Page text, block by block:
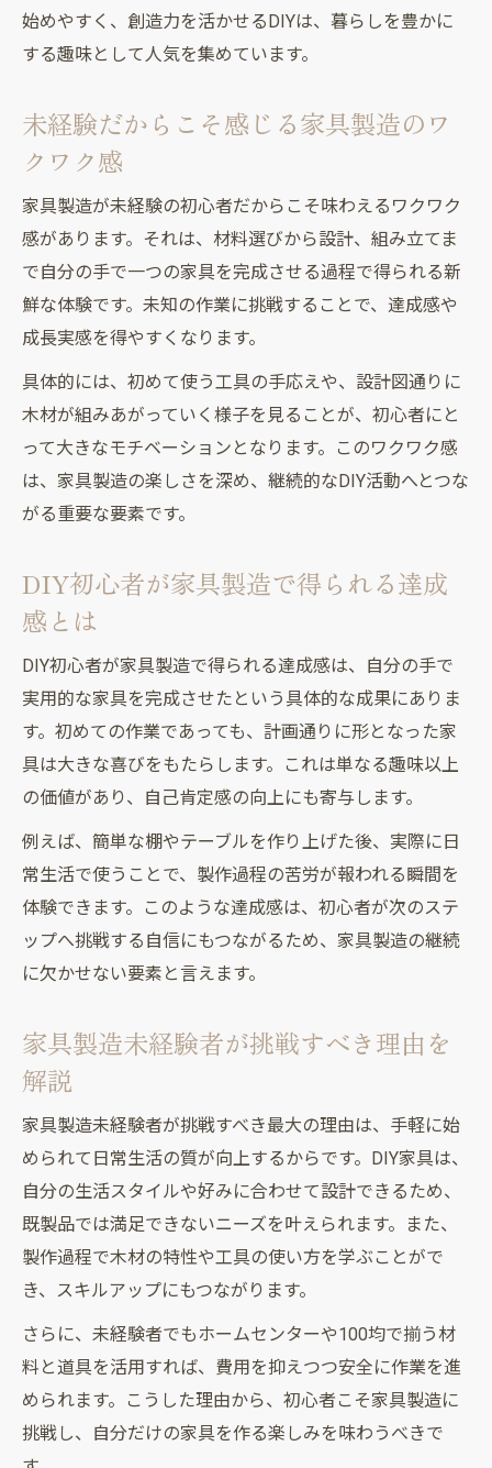
ホームセンターで揃う家具製造未経験向け
道具紹介
ツ
家具製造未経験でも簡単な棚作りテクニッ
ホームセンター活用で叶える自作家具の方法
家具製造未経験がホームセンターで材料選
び
DIY初心者が家具製造に必要な素材を賢く購
家具製造未経験でも安心なホームセンター
利用術
家具製造未経験向けホームセンターおすす
め活用法
イント
設計図作成から始まるオリジナル家具作り
家具製造未経験でも簡単な設計図作成法
DIY初心者が挑戦する家具製造の設計図ポイ
ント
家具製造未経験者向けシンプルな図面の書
き方
DIY初心者でも失敗しない家具製造設計図の
コツ
家具製造未経験でもわかる設計図の基本手
順
達成感を味わえるDIY家具製造のコツ紹介
DIY初心者が家具製造で失敗しない工夫
法
家具製造未経験でも挫折しないDIY進め方
DIY家具製造で未経験者が楽しむ工夫とは
始めやすく、創造力を活かせるDIYは、暮らしを豊かに
する趣味として人気を集めています。
未経験だからこそ感じる家具製造のワ
クワク感
家具製造が未経験の初心者だからこそ味わえるワクワク
感があります。それは、材料選びから設計、組み立てま
で自分の手で一つの家具を完成させる過程で得られる新
鮮な体験です。未知の作業に挑戦することで、達成感や
成長実感を得やすくなります。
具体的には、初めて使う工具の手応えや、設計図通りに
木材が組みあがっていく様子を見ることが、初心者にと
って大きなモチベーションとなります。このワクワク感
は、家具製造の楽しさを深め、継続的なDIY活動へとつな
がる重要な要素です。
DIY初心者が家具製造で得られる達成
感とは
DIY初心者が家具製造で得られる達成感は、自分の手で
実用的な家具を完成させたという具体的な成果にありま
す。初めての作業であっても、計画通りに形となった家
具は大きな喜びをもたらします。これは単なる趣味以上
の価値があり、自己肯定感の向上にも寄与します。
例えば、簡単な棚やテーブルを作り上げた後、実際に日
常生活で使うことで、製作過程の苦労が報われる瞬間を
体験できます。このような達成感は、初心者が次のステ
ップへ挑戦する自信にもつながるため、家具製造の継続
に欠かせない要素と言えます。
家具製造未経験者が挑戦すべき理由を
解説
家具製造未経験者が挑戦すべき最大の理由は、手軽に始
められて日常生活の質が向上するからです。DIY家具は、
自分の生活スタイルや好みに合わせて設計できるため、
既製品では満足できないニーズを叶えられます。また、
製作過程で木材の特性や工具の使い方を学ぶことがで
き、スキルアップにもつながります。
さらに、未経験者でもホームセンターや100均で揃う材
料と道具を活用すれば、費用を抑えつつ安全に作業を進
められます。こうした理由から、初心者こそ家具製造に
挑戦し、自分だけの家具を作る楽しみを味わうべきで